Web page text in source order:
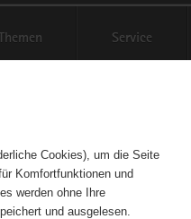
Service
Cookies), um die Seite
Komfortfunktionen und
werden ohne Ihre
und ausgelesen.